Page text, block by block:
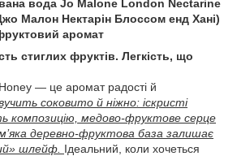
вода Jo Malone London Nectarine
Малон Нектарін Блоссом енд Хані)
аромат
стиглих фруктів. Легкість, що
— це аромат радості й
соковито й ніжно: іскристі
композицію, медово-фруктове серце
деревно-фруктова база залишає
шлейф. Ідеальний, коли хочеться